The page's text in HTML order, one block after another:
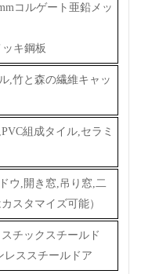
コルゲート亜鉛メッ
キ鋼板
,竹と森の繊維キャッ
組成タイル,セラミ
ウ,開き窓,吊り窓,二
スタマイズ可能）
チックスチールド
レススチールドア